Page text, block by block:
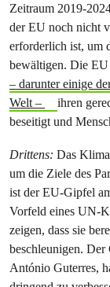
Zeitraum 2019-
der EU noch nicht
erforderlich ist, um
bewältigen. Die EU
– darunter einige
Welt–
ihren
beseitigt und
Drittens: Das
um die Ziele des
ist der EU-Gipfel
Vorfeld eines UN-
zeigen, dass sie
beschleunigen. Der
António Guterres,